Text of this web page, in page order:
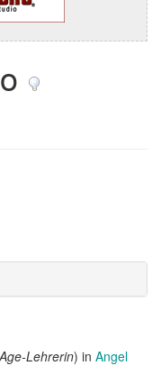
Lehrerin) in Angel